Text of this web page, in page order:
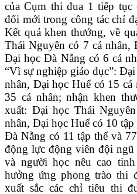
của Cụm thi đua 1 tiếp
đổi mới trong công tác chỉ
Kết quả khen thưởng, về
Thái Nguyên có 7 cá nhân,
Đại học Đà Nẵng có 6 cá
“Vì sự nghiệp giáo dục”:
nhân, Đại học Huế có 15
35 cá nhân; nhận khen
xuất: Đại học Thái
nhân, Đại học Huế có 10
Đà Nẵng có 11 tập thể và
động lực động viên đội
và người học nêu cao
hưởng ứng phong trào thi
xuất sắc các chỉ tiêu thi